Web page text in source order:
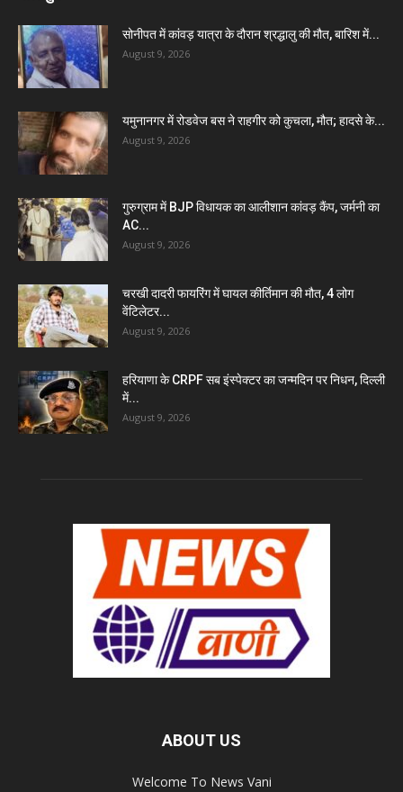
सोनीपत में कांवड़ यात्रा के दौरान श्रद्धालु की मौत, बारिश में...
August 9, 2026
यमुनानगर में रोडवेज बस ने राहगीर को कुचला, मौत; हादसे के...
August 9, 2026
गुरुग्राम में BJP विधायक का आलीशान कांवड़ कैंप, जर्मनी का
AC...
August 9, 2026
चरखी दादरी फायरिंग में घायल कीर्तिमान की मौत, 4 लोग
वेंटिलेटर...
August 9, 2026
हरियाणा के CRPF सब इंस्पेक्टर का जन्मदिन पर निधन, दिल्ली
में...
August 9, 2026
ABOUT US
Welcome To News Vani